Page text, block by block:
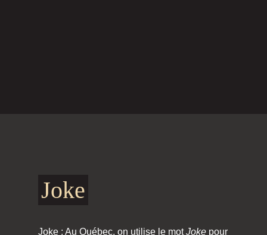
Joke
Joke : Au Québec, on utilise le motJoke pour